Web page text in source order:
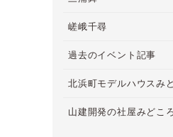
嵯峨千尋
過去のイベント記事
北浜町モデルハウスみ
山建開発の社屋みどこ